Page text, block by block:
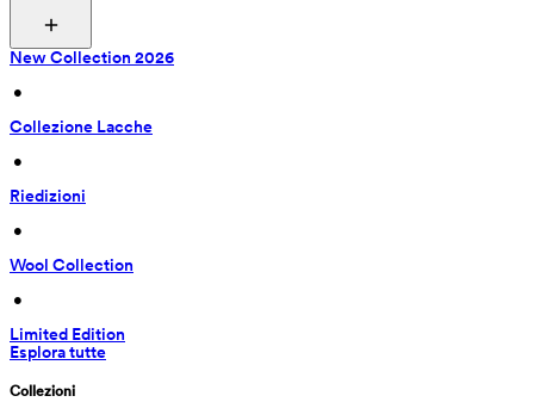
New Collection 2026
•
Collezione Lacche
•
Riedizioni
•
Wool Collection
•
Limited Edition
Esplora tutte
Collezioni